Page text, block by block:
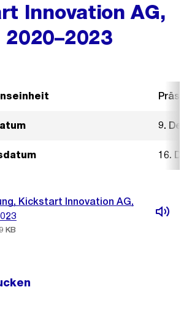
Innovation AG,
9.
16.
Kickstart Innovation AG,
KB